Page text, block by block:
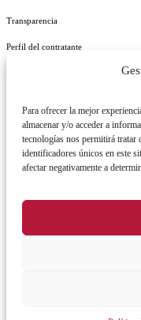
Para ofrecer la mejor
almacenar y/o acceder a
tecnologías nos permitirá tratar
identificadores únicos en este
afectar negativamente a
Transparencia
Perfil del contratante